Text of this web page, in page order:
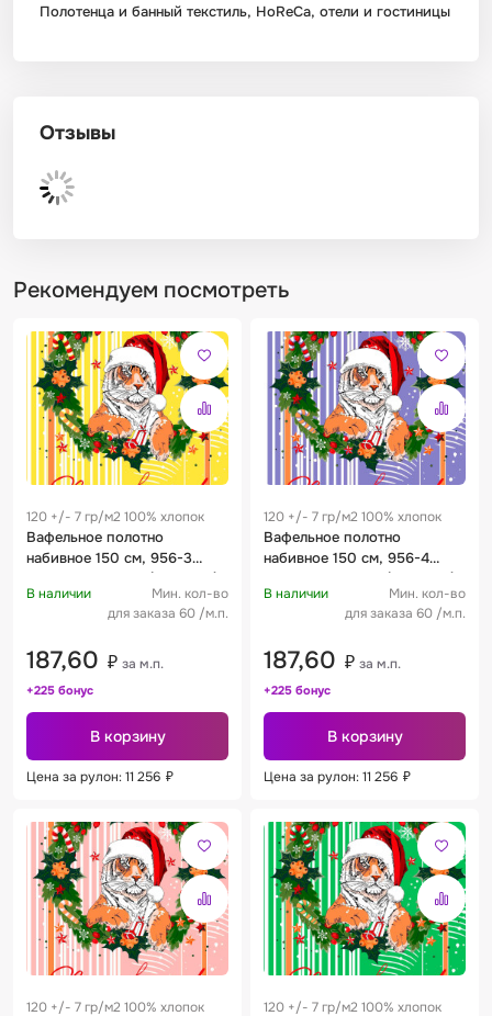
Полотенца и банный текстиль, HoReCa, отели и гостиницы
Отзывы
Рекомендуем посмотреть
120 +/- 7 гр/м2 100% хлопок
Вафельное полотно
набивное 150 см, 956-3
Счастливый тигр (3 купона)
120 +/- 10 г/м2
В наличии
Мин. кол-во
для заказа 60 /м.п.
187,60 ₽ за м.п.
+225 бонус
В корзину
Цена за рулон: 11 256 ₽
120 +/- 7 гр/м2 100% хлопок
Вафельное полотно
набивное 150 см, 956-4
Счастливый тигр (3 купона)
120 +/- 10 г/м2
В наличии
Мин. кол-во
для заказа 60 /м.п.
187,60 ₽ за м.п.
+225 бонус
В корзину
Цена за рулон: 11 256 ₽
120 +/- 7 гр/м2 100% хлопок 120 +/- 7 гр/м2 100% хлопок